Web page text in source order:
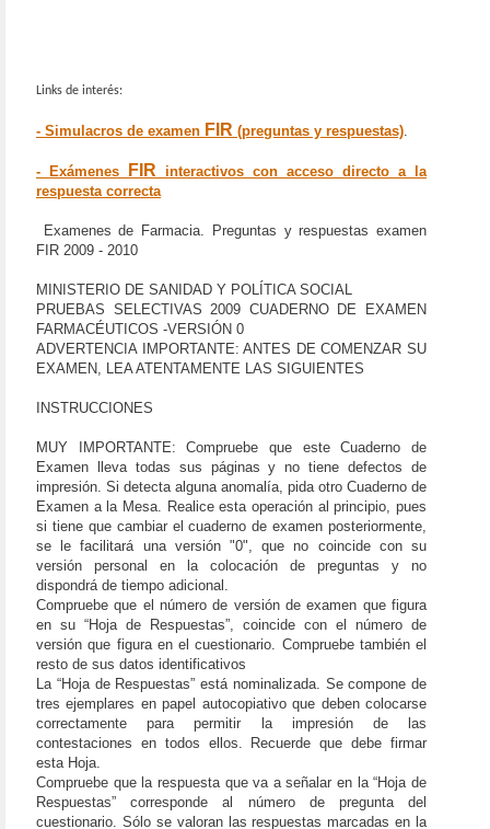
Links de interés:
- Simulacros de examen FIR (preguntas y respuestas).
- Exámenes FIR interactivos con acceso directo a la
respuesta correcta
Examenes de Farmacia. Preguntas y respuestas examen
FIR 2009 - 2010
MINISTERIO DE SANIDAD Y POLÍTICA SOCIAL
PRUEBAS SELECTIVAS 2009 CUADERNO DE EXAMEN
FARMACÉUTICOS -VERSIÓN 0
ADVERTENCIA IMPORTANTE: ANTES DE COMENZAR SU
EXAMEN, LEA ATENTAMENTE LAS SIGUIENTES
INSTRUCCIONES
MUY IMPORTANTE: Compruebe que este Cuaderno de
Examen lleva todas sus páginas y no tiene defectos de
impresión. Si detecta alguna anomalía, pida otro Cuaderno de
Examen a la Mesa. Realice esta operación al principio, pues
si tiene que cambiar el cuaderno de examen posteriormente,
se le facilitará una versión "0", que no coincide con su
versión personal en la colocación de preguntas y no
dispondrá de tiempo adicional.
Compruebe que el número de versión de examen que figura
en su “Hoja de Respuestas”, coincide con el número de
versión que figura en el cuestionario. Compruebe también el
resto de sus datos identificativos
La “Hoja de Respuestas” está nominalizada. Se compone de
tres ejemplares en papel autocopiativo que deben colocarse
correctamente para permitir la impresión de las
contestaciones en todos ellos. Recuerde que debe firmar
esta Hoja.
Compruebe que la respuesta que va a señalar en la “Hoja de
Respuestas” corresponde al número de pregunta del
cuestionario. Sólo se valoran las respuestas marcadas en la